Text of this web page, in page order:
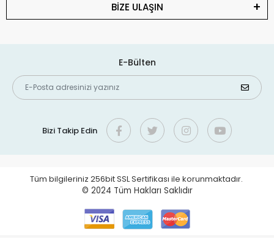
BİZE ULAŞIN
E-Bülten
Bizi Takip Edin
Tüm bilgileriniz 256bit SSL Sertifikası ile korunmaktadır.
© 2024 Tüm Hakları Saklıdır